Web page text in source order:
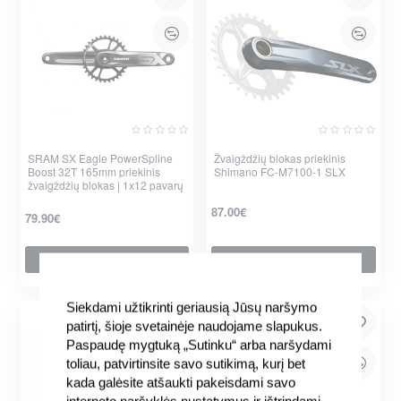
Siekdami užtikrinti geriausią Jūsų naršymo
patirtį, šioje svetainėje naudojame slapukus.
Paspaudę mygtuką „Sutinku“ arba naršydami
toliau, patvirtinsite savo sutikimą, kurį bet
kada galėsite atšaukti pakeisdami savo
SRAM SX Eagle PowerSpline
Boost 32T 165mm priekinis
žvaigždžių blokas | 1x12 pavarų
79.90€
Žvaigždžių blokas priekinis
Shimano FC-M7100-1 SLX
87.00€